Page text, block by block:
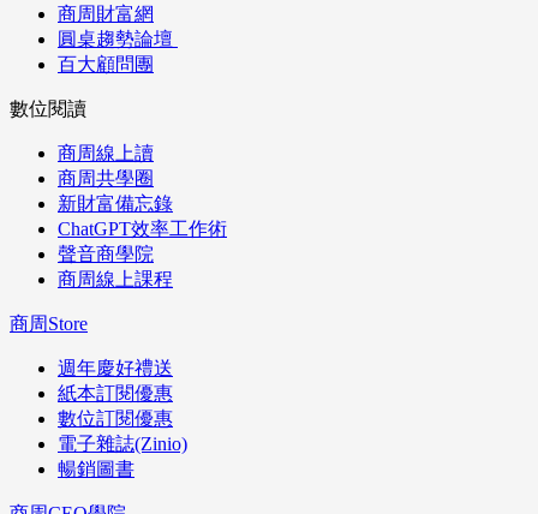
商周財富網
圓桌趨勢論壇
百大顧問團
數位閱讀
商周線上讀
商周共學圈
新財富備忘錄
ChatGPT效率工作術
聲音商學院
商周線上課程
商周Store
週年慶好禮送
紙本訂閱優惠
數位訂閱優惠
電子雜誌(Zinio)
暢銷圖書